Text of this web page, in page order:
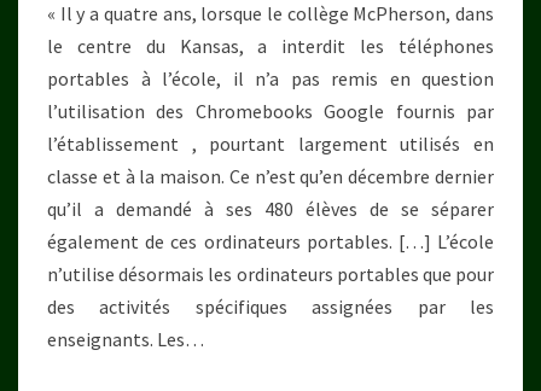
LE
DÉVELOPPEMENT
DES
ENFANTS
« Il y a quatre ans, lorsque le collège McPherson, dans
le centre du Kansas, a interdit les téléphones
portables à l’école, il n’a pas remis en question
l’utilisation des Chromebooks Google fournis par
l’établissement , pourtant largement utilisés en
classe et à la maison. Ce n’est qu’en décembre dernier
qu’il a demandé à ses 480 élèves de se séparer
également de ces ordinateurs portables. […] L’école
n’utilise désormais les ordinateurs portables que pour
des activités spécifiques assignées par les
enseignants. Les…